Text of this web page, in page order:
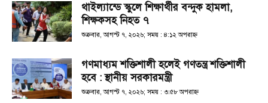
থাইল্যান্ডে স্কুলে শিক্ষার্থীর বন্দুক হামলা,
শিক্ষকসহ নিহত ৭
শুক্রবার, আগস্ট ৭, ২০২৬; সময় : ৪:১২ অপরাহ্ণ
গণমাধ্যম শক্তিশালী হলেই গণতন্ত্র শক্তিশালী
হবে : স্থানীয় সরকারমন্ত্রী
শুক্রবার, আগস্ট ৭, ২০২৬; সময় : ৩:৫৮ অপরাহ্ণ